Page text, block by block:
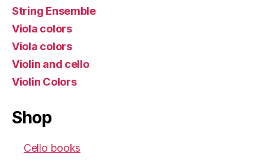
String Ensemble
Viola colors
Viola colors
Violin and cello
Violin Colors
Shop
Cello books